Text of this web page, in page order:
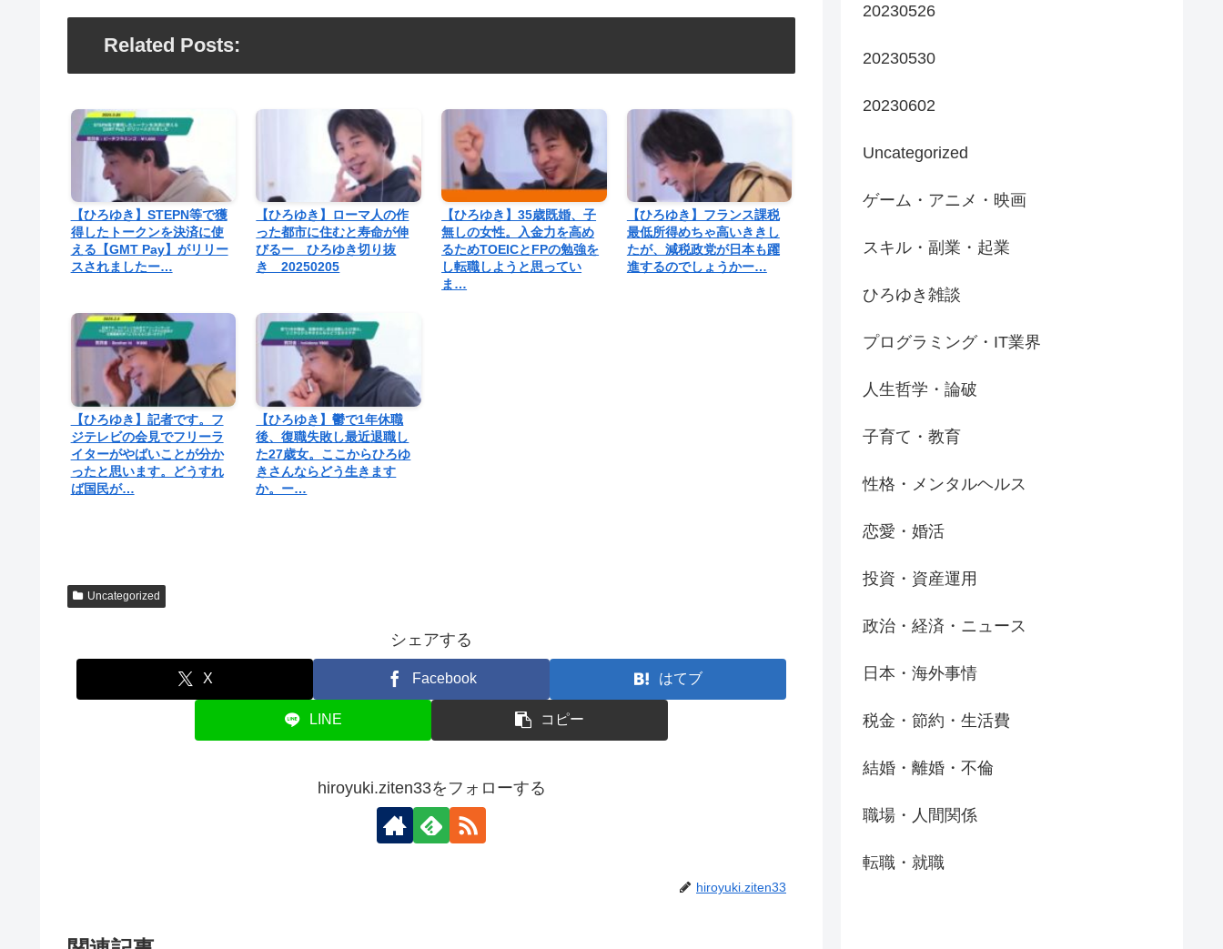
Related Posts:
【ひろゆき】STEPN等で獲
得したトークンを決済に使
える【GMT Pay】がリリー
スされましたー…
【ひろゆき】ローマ人の作
った都市に住むと寿命が伸
びるー ひろゆき切り抜
き 20250205
【ひろゆき】35歳既婚、子
無しの女性。入金力を高め
るためTOEICとFPの勉強を
し転職しようと思ってい
ま…
【ひろゆき】フランス課税
最低所得めちゃ高いききし
たが、減税政党が日本も躍
進するのでしょうかー…
【ひろゆき】記者です。フ
ジテレビの会見でフリーラ
イターがやばいことが分か
ったと思います。どうすれ
ば国民が…
【ひろゆき】鬱で1年休職
後、復職失敗し最近退職し
た27歳女。ここからひろゆ
きさんならどう生きます
か。ー…
Uncategorized
シェアする
X Facebook はてブ
LINE コピー
hiroyuki.ziten33をフォローする
hiroyuki.ziten33
20230526
20230530
20230602
Uncategorized
ゲーム・アニメ・映画
スキル・副業・起業
ひろゆき雑談
プログラミング・IT業界
人生哲学・論破
子育て・教育
性格・メンタルヘルス
恋愛・婚活
投資・資産運用
政治・経済・ニュース
日本・海外事情
税金・節約・生活費
結婚・離婚・不倫
職場・人間関係
転職・就職